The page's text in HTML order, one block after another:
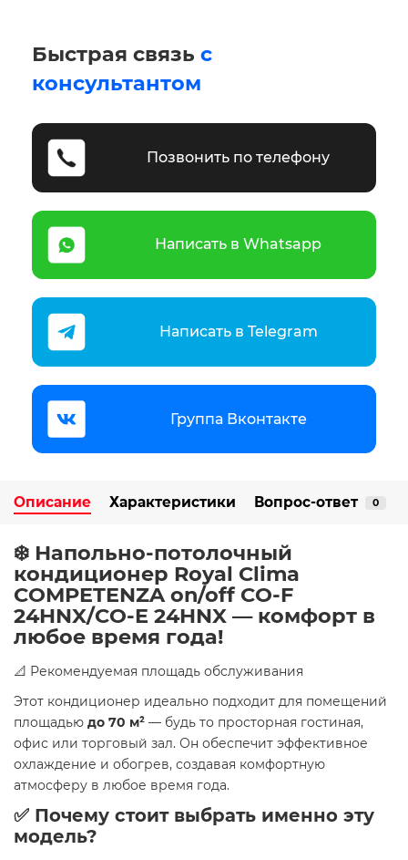
Быстрая связь с
консультантом
Позвонить по телефону
Написать в Whatsapp
Написать в Telegram
Группа Вконтакте
Описание Характеристики Вопрос-ответ 0
❄️ Напольно-потолочный
кондиционер Royal Clima
COMPETENZA on/off CO-F
24HNX/CO-E 24HNX — комфорт в
любое время года!
📐 Рекомендуемая площадь обслуживания
Этот кондиционер идеально подходит для помещений
площадью до 70 м² — будь то просторная гостиная,
офис или торговый зал. Он обеспечит эффективное
охлаждение и обогрев, создавая комфортную
атмосферу в любое время года.
✅ Почему стоит выбрать именно эту
модель?